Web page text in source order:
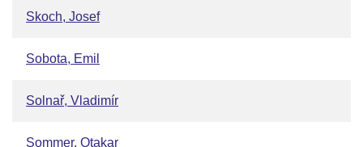
Skoch, Josef
Sobota, Emil
Solnař, Vladimír
Sommer, Otakar